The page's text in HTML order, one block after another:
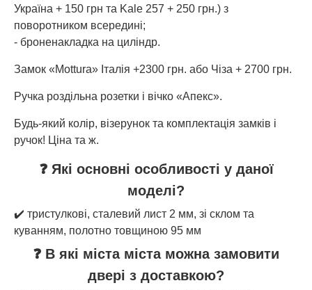
Україна + 150 грн та Kale 257 + 250 грн.) з
поворотником всередині;
- броненакладка на циліндр.
Замок «Mottura» Італія +2300 грн. або Чіза + 2700 грн.
Ручка роздільна розетки і вічко «Апекс».
Будь-який колір, візерунок та комплектація замків і
ручок! Ціна та ж.
❓ Які основні особливості у даної
моделі?
✔️ тристулкові, сталевий лист 2 мм, зі склом та
куванням, полотно товщиною 95 мм
❓ В які міста міста можна замовити
двері з доставкою?